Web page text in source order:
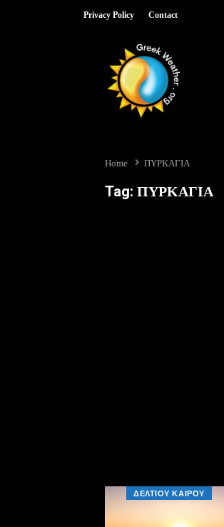
Privacy Policy Contact
Home ΠΥΡΚΑΓΙΑ
Tag: ΠΥΡΚΑΓΙΑ
ΔΕΛΤΙΟΥ ΚΑΙΡΟΥ